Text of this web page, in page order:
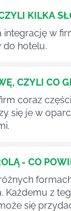
KILKA
integrację w
hotelu.
CZYLI CO
coraz
się je w
- CO
Każdemu z
się